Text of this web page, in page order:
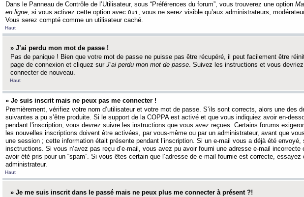
Dans le Panneau de Contrôle de l’Utilisateur, sous “Préférences du forum”, vous trouverez une option
en ligne, si vous activez cette option avec Oui , vous ne serez visible qu’aux administrateurs,
Vous serez compté comme un utilisateur caché.
Haut
» J’ai perdu mon mot de passe !
Pas de panique ! Bien que votre mot de passe ne puisse pas être récupéré, il peut facilement être
page de connexion et cliquez sur J’ai perdu mon mot de passe. Suivez les instructions et vous
connecter de nouveau.
Haut
» Je suis inscrit mais ne peux pas me connecter !
Premièrement, vérifiez votre nom d’utilisateur et votre mot de passe. S’ils sont corrects, alors une des
suivantes a pu s’être produite. Si le support de la COPPA est activé et que vous indiquiez avoir en-
pendant l’inscription, vous devrez suivre les instructions que vous avez reçues. Certains forums
les nouvelles inscriptions doivent être activées, par vous-même ou par un administrateur, avant que
une session ; cette information était présente pendant l’inscription. Si un e-mail vous a déjà été envoyé,
insctructions. Si vous n’avez pas reçu d’e-mail, vous avez pu avoir fourni une adresse e-mail incorrecte
avoir été pris pour un “spam”. Si vous êtes certain que l’adresse de e-mail fournie est correcte, essayez
administrateur.
Haut
» Je me suis inscrit dans le passé mais ne peux plus me connecter à présent ?!